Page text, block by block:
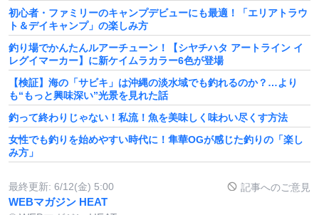
初心者・ファミリーのキャンプデビューにも最適！「エリアトラウ
ト＆デイキャンプ」の楽しみ方
釣り場でかんたんルアーチューン！【シヤチハタ アートライン イ
レグイマーカー】に新ケイムラカラー6色が登場
【検証】海の「サビキ」は沖縄の淡水域でも釣れるのか？…より
も“もっと興味深い”光景を見れた話
釣って終わりじゃない！私流！魚を美味しく味わい尽くす方法
女性でも釣りを始めやすい時代に！隼華OGが感じた釣りの「楽し
み方」
最終更新: 6/12(金) 5:00 記事へのご意見
WEBマガジン HEAT